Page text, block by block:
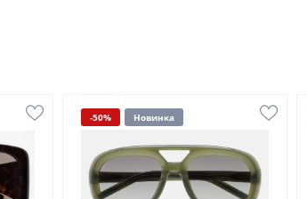
-50% Новинка